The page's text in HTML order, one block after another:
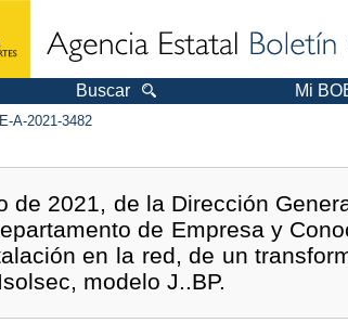
Buscar Mi
A-2021-3482
de 2021, de la Dirección
de Empresa y
en la red, de un
modelo J..BP.